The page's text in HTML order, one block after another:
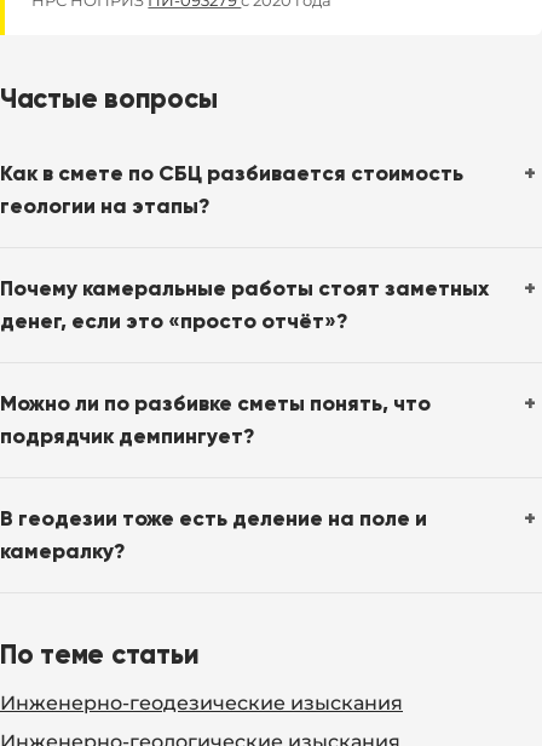
Частые вопросы
Как в смете по СБЦ разбивается стоимость
геологии на этапы?
Почему камеральные работы стоят заметных
денег, если это «просто отчёт»?
Можно ли по разбивке сметы понять, что
подрядчик демпингует?
В геодезии тоже есть деление на поле и
камералку?
По теме статьи
Инженерно-геодезические изыскания